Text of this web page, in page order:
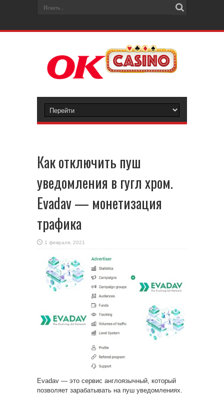
Как отключить пуш
уведомления в гугл хром.
Evadav — монетизация
трафика
1 февраля, 2021
Evadav — это сервис англоязычный, который
позволяет зарабатывать на пуш уведомлениях.